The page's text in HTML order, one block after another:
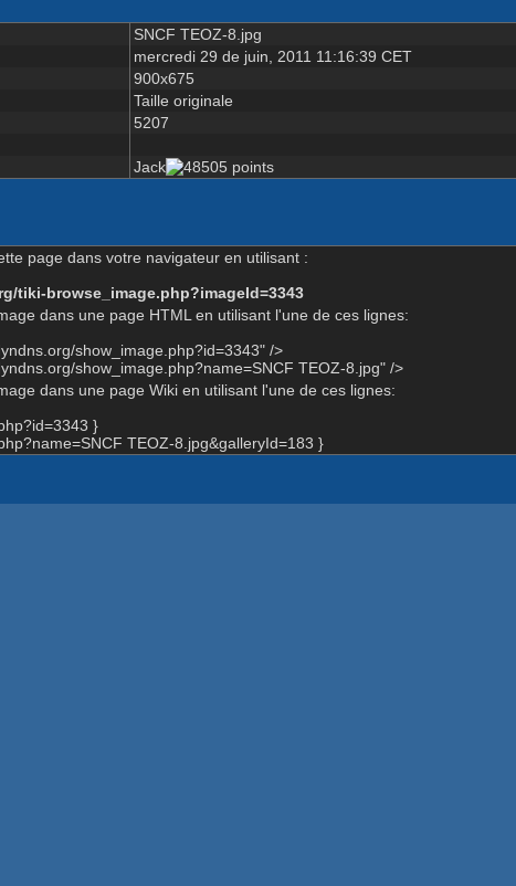
SNCF TEOZ-8.jpg
mercredi 29 de juin, 2011 11:16:39 CET
900x675
Taille originale
5207
Jack
page dans votre navigateur en utilisant :
tiki-browse_image.php?imageId=3343
dans une page HTML en utilisant l'une de ces lignes:
show_image.php?id=3343" />
show_image.php?name=SNCF TEOZ-8.jpg" />
dans une page Wiki en utilisant l'une de ces lignes:
}
TEOZ-8.jpg&galleryId=183 }